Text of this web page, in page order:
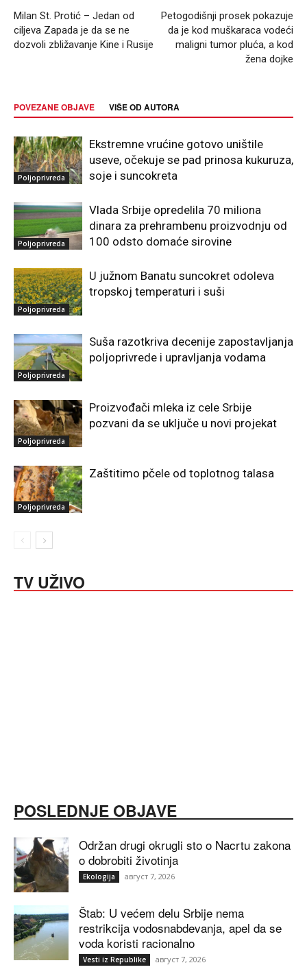
Milan St. Protić – Jedan od
ciljeva Zapada je da se ne
dozvoli zbližavanje Kine i Rusije
Petogodišnji prosek pokazuje
da je kod muškaraca vodeći
maligni tumor pluća, a kod
žena dojke
POVEZANE OBJAVE VIŠE OD AUTORA
Poljoprivreda
Ekstremne vrućine gotovo uništile
useve, očekuje se pad prinosa kukuruza,
soje i suncokreta
Poljoprivreda
Vlada Srbije opredelila 70 miliona
dinara za prehrambenu proizvodnju od
100 odsto domaće sirovine
Poljoprivreda
U južnom Banatu suncokret odoleva
tropskoj temperaturi i suši
Poljoprivreda
Suša razotkriva decenije zapostavljanja
poljoprivrede i upravljanja vodama
Poljoprivreda
Proizvođači mleka iz cele Srbije
pozvani da se uključe u novi projekat
Poljoprivreda
Zaštitimo pčele od toplotnog talasa
TV UŽIVO
POSLEDNJE OBJAVE
Održan drugi okrugli sto o Nacrtu zakona
o dobrobiti životinja
Ekologija август 7, 2026
Štab: U većem delu Srbije nema
restrikcija vodosnabdevanja, apel da se
voda koristi racionalno
Vesti iz Republike август 7, 2026